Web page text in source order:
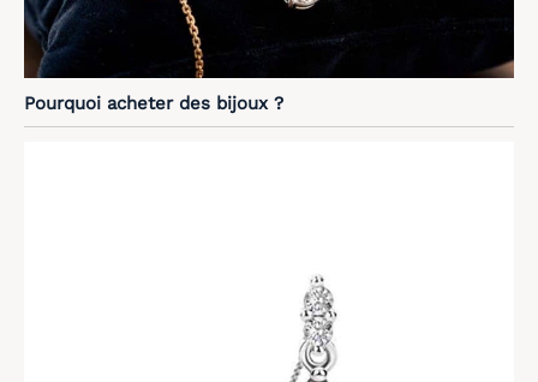
Pourquoi acheter des bijoux ?